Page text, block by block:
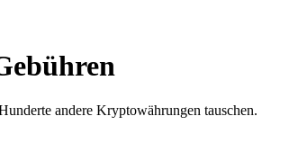
andere Kryptowährungen tauschen.